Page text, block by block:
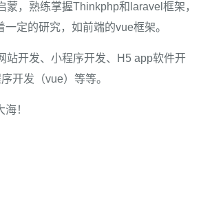
蒙，熟练掌握Thinkphp和laravel框架，
一定的研究，如前端的vue框架。
站开发、小程序开发、H5 app软件开
开发（vue）等等。
！